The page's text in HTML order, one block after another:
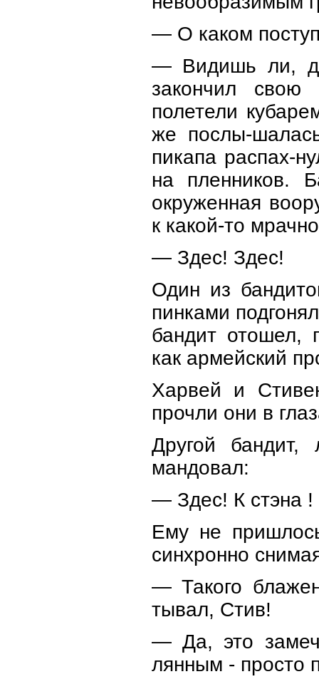
— О каком
— Видишь ли,
закончил
полетели
же послы-
пикапа распах-
на пленников.
окруженная
к какой-то
— Здес! Здес!
Один из
пинками
бандит отошел,
как армейский
Харвей и
прочли они в
Другой бандит,
мандовал:
— Здес! К стэна
Ему не
синхронно
— Такого
тывал, Стив!
— Да, это
лянным - просто